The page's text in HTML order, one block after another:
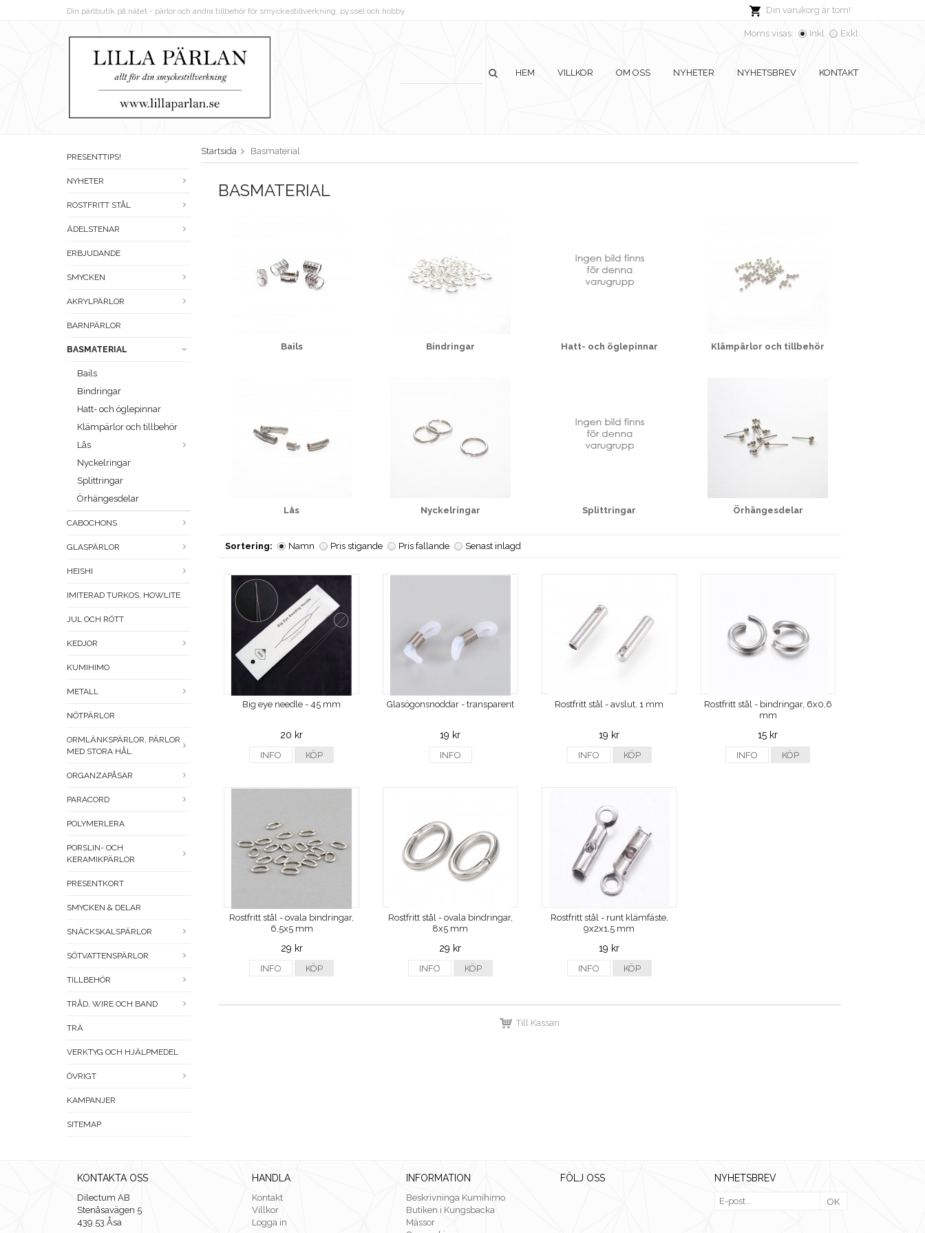
Din varukorg är tom!
Din pärlbutik på nätet - pärlor och andra tillbehör för smyckestillverkning, pyssel och hobby
Moms visas: Inkl Exkl
HEM VILLKOR OM OSS NYHETER NYHETSBREV KONTAKT
PRESENTTIPS!
NYHETER
ROSTFRITT STÅL
ÄDELSTENAR
ERBJUDANDE
SMYCKEN
AKRYLPÄRLOR
BARNPÄRLOR
BASMATERIAL
Bails
Bindringar
Hatt- och öglepinnar
Klämpärlor och tillbehör
Lås
Nyckelringar
Splittringar
Örhängesdelar
CABOCHONS
GLASPÄRLOR
HEISHI
IMITERAD TURKOS, HOWLITE
JUL OCH RÖTT
KEDJOR
KUMIHIMO
METALL
NÖTPÄRLOR
ORMLÄNKSPÄRLOR, PÄRLOR
MED STORA HÅL
ORGANZAPÅSAR
PARACORD
POLYMERLERA
PORSLIN- OCH
KERAMIKPÄRLOR
PRESENTKORT
SMYCKEN & DELAR
SNÄCKSKALSPÄRLOR
SÖTVATTENSPÄRLOR
TILLBEHÖR
TRÅD, WIRE OCH BAND
TRÄ
VERKTYG OCH HJÄLPMEDEL
ÖVRIGT
KAMPANJER
SITEMAP
Startsida Basmaterial
BASMATERIAL
Bails Bindringar Hatt- och öglepinnar Klämpärlor och tillbehör
Lås Nyckelringar Splittringar Örhängesdelar
Sortering: Namn Pris stigande Pris fallande Senast inlagd
Big eye needle - 45 mm
20 kr
INFO KÖP
Glasögonsnoddar - transparent
19 kr
INFO
Rostfritt stål - avslut, 1 mm
19 kr
INFO KÖP
Rostfritt stål - bindringar, 6x0,6
mm
15 kr
INFO KÖP
Rostfritt stål - ovala bindringar,
6,5x5 mm
29 kr
INFO KÖP
Rostfritt stål - ovala bindringar,
8x5 mm
29 kr
INFO KÖP
Rostfritt stål - runt klämfäste,
9x2x1,5 mm
19 kr
INFO KÖP
Till Kassan
KONTAKTA OSS
Dilectum AB
Stenåsavägen 5
439 53 Åsa
HANDLA
Kontakt
Villkor
Logga in
INFORMATION
Beskrivninga Kumihimo
Butiken i Kungsbacka
Mässor
FÖLJ OSS NYHETSBREV
OK